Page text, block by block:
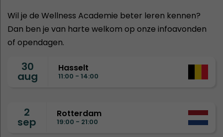
Wil je de Wellness Academie beter leren kennen?
Dan ben je van harte welkom op onze infoavonden
of opendagen.
30
aug
Hasselt
11:00 - 14:00
2
sep
Rotterdam
19:00 - 21:00